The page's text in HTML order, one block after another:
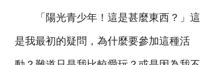
「陽光青少年！這是甚麼東西？」這
是我最初的疑問，為什麼要參加這種活